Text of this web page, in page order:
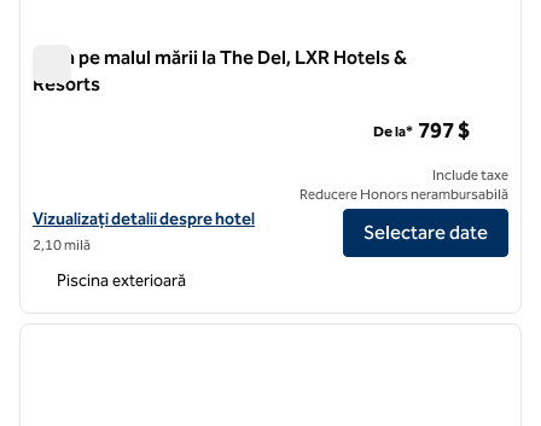
Casa pe malul mării la The Del, LXR Hotels &
Resorts
Vizualizați detaliile hotelului pentru Shore House la The Del, LXR
Vizualizați detalii despre hotel
2,10 milă
De la* 797 $
Include taxe
Reducere Honors nerambursabilă
Selectare date
Piscina exterioară
1 din 12